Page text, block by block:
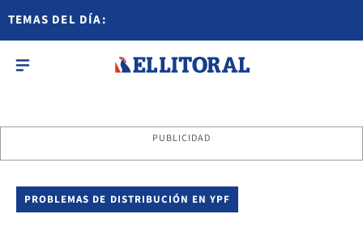
TEMAS DEL DÍA:
PUBLICIDAD
PROBLEMAS DE DISTRIBUCIÓN EN YPF